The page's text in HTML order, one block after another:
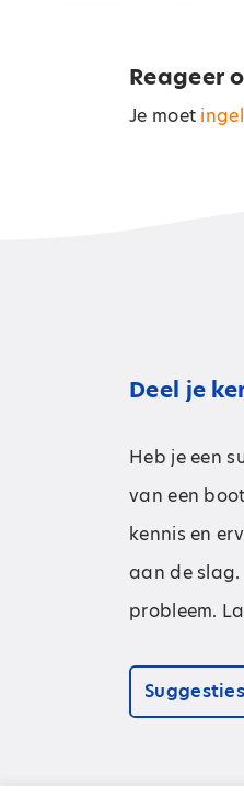
Reageer
Je moet
Deel je
Heb je een
van een
kennis en
aan de slag.
probleem.